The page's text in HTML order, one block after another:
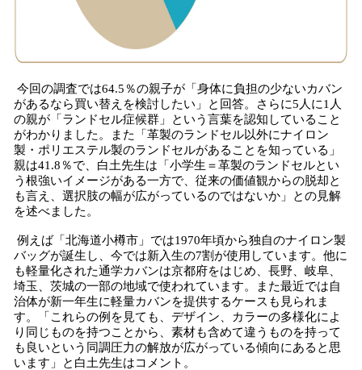
今回の調査では64.5％の親子が「身体に負担の少ないカバン
があるなら買い替えを検討したい」と回答。さらに5人に1人
の親が「ランドセル症候群」という言葉を認知していること
がわかりました。また「革製のランドセル以外にナイロン
製・ポリエステル製のランドセルがあることを知っている」
親は41.8％で、白土先生は「小学生＝革製のランドセルとい
う根強いイメージがある一方で、従来の価値観からの脱却と
も言え、選択肢の幅が広がっているのではないか」との見解
を述べました。
例えば「北海道小樽市」では1970年頃から独自のナイロン製
バッグが誕生し、今では新入生の7割が使用しています。他に
も軽量化された通学カバンは京都府をはじめ、長野、岐阜、
埼玉、茨城の一部の地域で使われています。また最近では自
治体が新一年生に軽量カバンを提供するケースも見られま
す。「これらの例を見ても、デザイン、カラーの多様化によ
り同じものを持つことから、素材も含めて違うものを持って
も良いという同調圧力の解放が広がっている傾向にあると思
います」と白土先生はコメント。